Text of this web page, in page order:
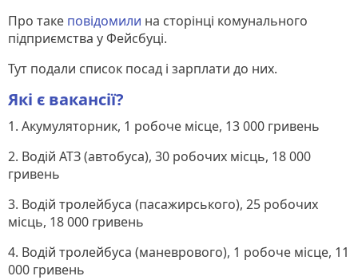
Про таке повідомили на сторінці комунального
підприємства у Фейсбуці.
Тут подали список посад і зарплати до них.
Які є вакансії?
1. Акумуляторник, 1 робоче місце, 13 000 гривень
2. Водій АТЗ (автобуса), 30 робочих місць, 18 000
гривень
3. Водій тролейбуса (пасажирського), 25 робочих
місць, 18 000 гривень
4. Водій тролейбуса (маневрового), 1 робоче місце, 11
000 гривень